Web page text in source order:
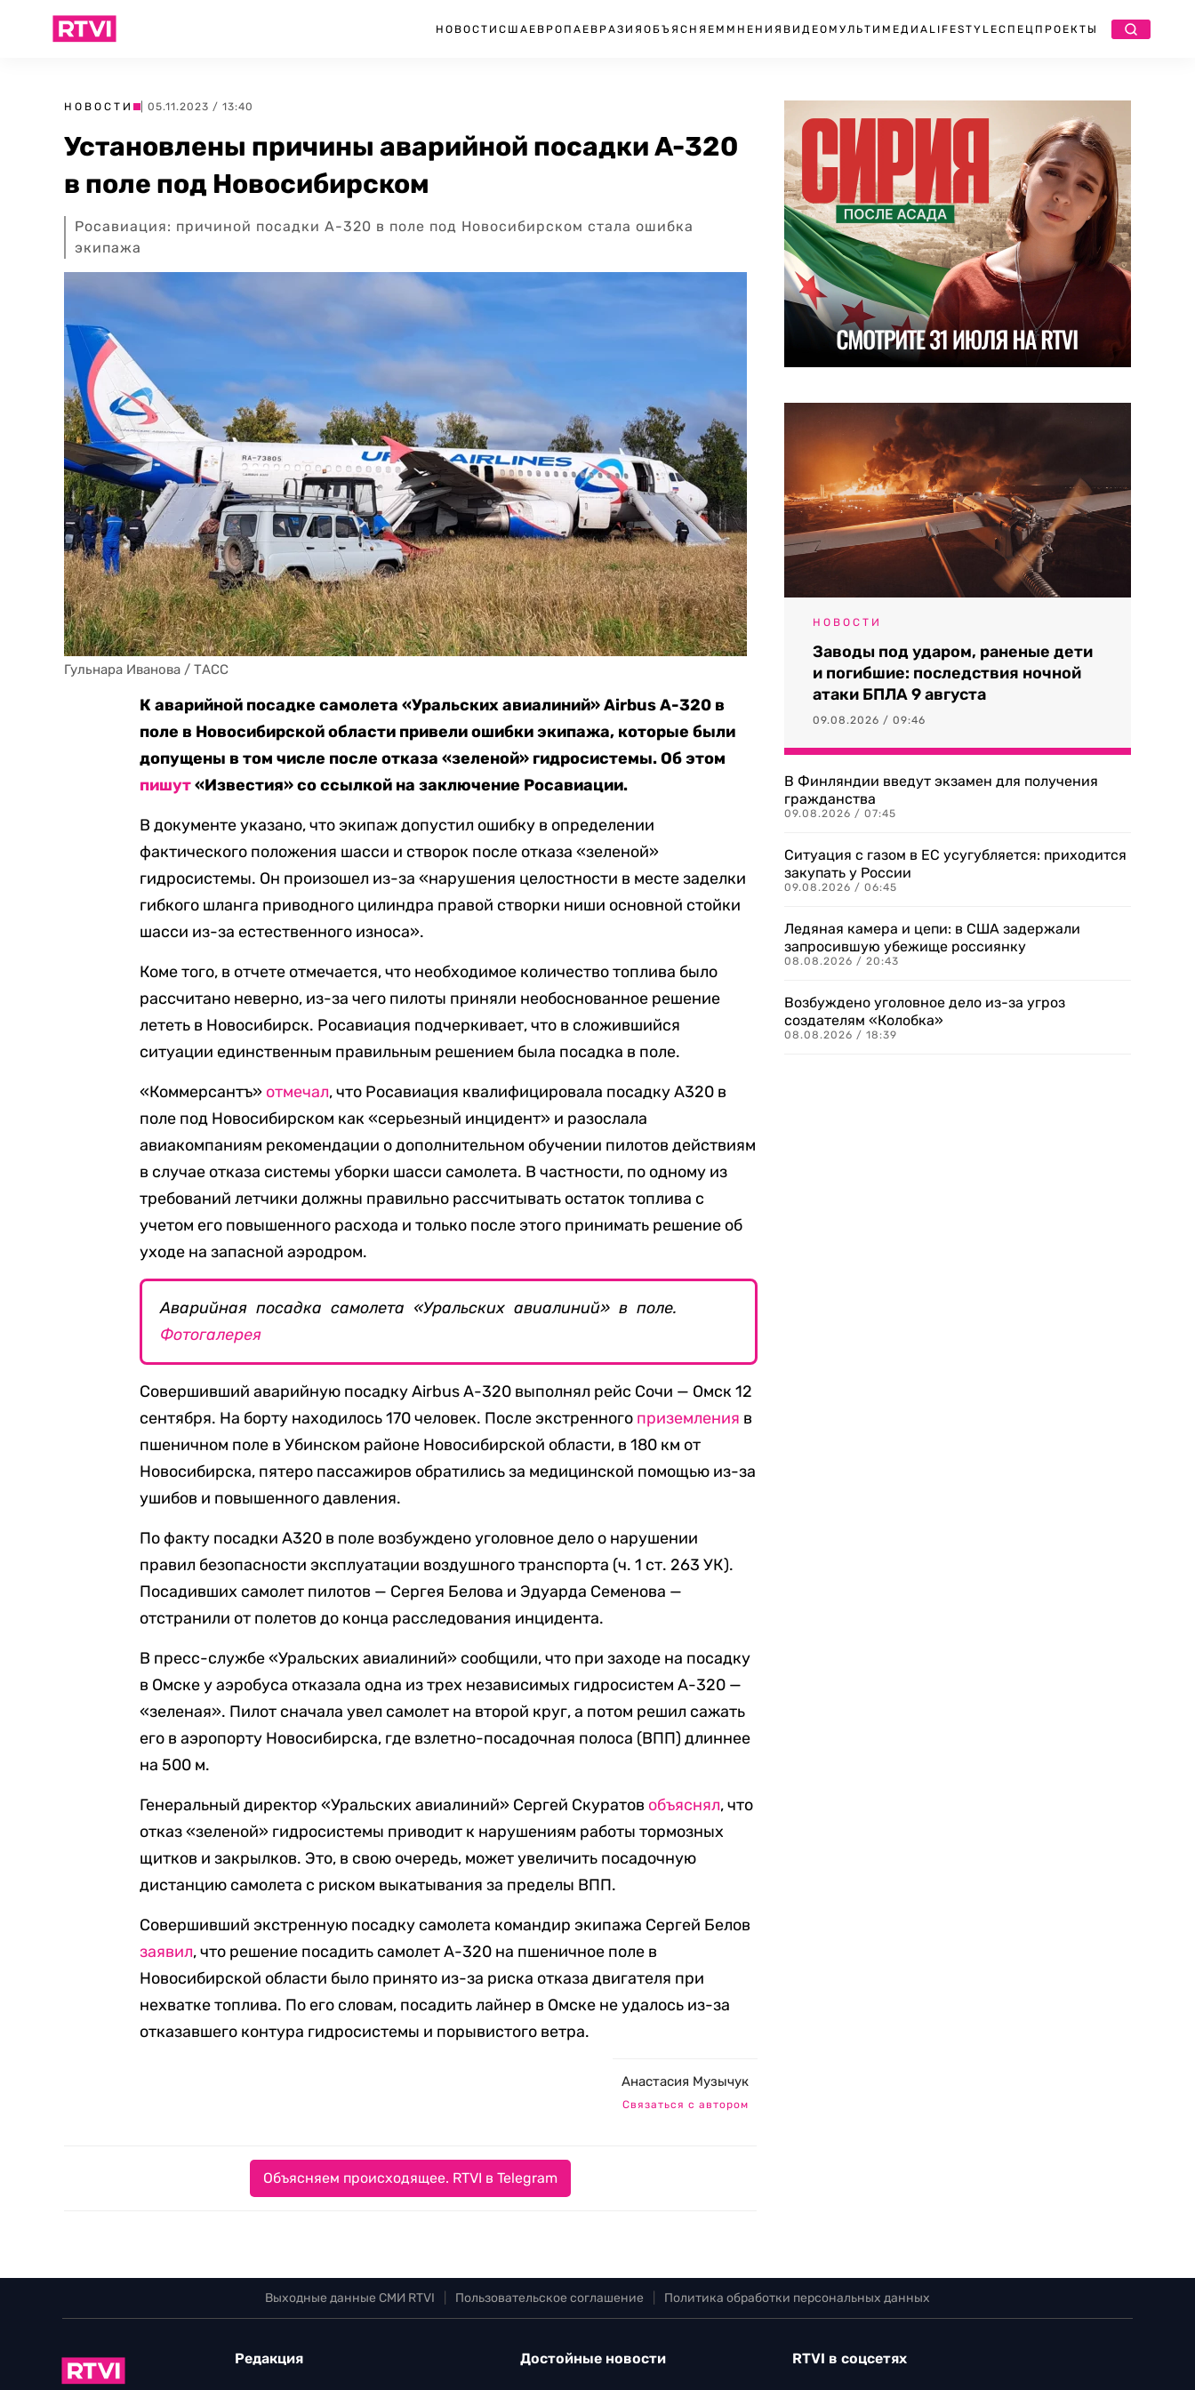
НОВОСТИ США ЕВРОПА ЕВРАЗИЯ ОБЪЯСНЯЕМ МНЕНИЯ ВИДЕО МУЛЬТИМЕДИА LIFESTYLEСПЕЦПРОЕКТЫ
НОВОСТИ | 05.11.2023 / 13:40
Установлены причины аварийной посадки A-320
в поле под Новосибирском
Росавиация: причиной посадки A-320 в поле под Новосибирском стала ошибка
экипажа
Гульнара Иванова / ТАСС
К аварийной посадке самолета «Уральских авиалиний» Airbus A-320 в
поле в Новосибирской области привели ошибки экипажа, которые были
допущены в том числе после отказа «зеленой» гидросистемы. Об этом
пишут«Известия» со ссылкой на заключение Росавиации.
В документе указано, что экипаж допустил ошибку в определении
фактического положения шасси и створок после отказа «зеленой»
гидросистемы. Он произошел из-за «нарушения целостности в месте заделки
гибкого шланга приводного цилиндра правой створки ниши основной стойки
шасси из-за естественного износа».
Коме того, в отчете отмечается, что необходимое количество топлива было
рассчитано неверно, из-за чего пилоты приняли необоснованное решение
лететь в Новосибирск. Росавиация подчеркивает, что в сложившийся
ситуации единственным правильным решением была посадка в поле.
«Коммерсантъ» отмечал, что Росавиация квалифицировала посадку А320 в
поле под Новосибирском как «серьезный инцидент» и разослала
авиакомпаниям рекомендации о дополнительном обучении пилотов действиям
в случае отказа системы уборки шасси самолета. В частности, по одному из
требований летчики должны правильно рассчитывать остаток топлива с
учетом его повышенного расхода и только после этого принимать решение об
уходе на запасной аэродром.
Аварийная посадка самолета «Уральских авиалиний» в поле.
Фотогалерея
Совершивший аварийную посадку Airbus A-320 выполнял рейс Сочи — Омск 12
сентября. На борту находилось 170 человек. После экстренного приземления в
пшеничном поле в Убинском районе Новосибирской области, в 180 км от
Новосибирска, пятеро пассажиров обратились за медицинской помощью из-за
ушибов и повышенного давления.
По факту посадки A320 в поле возбуждено уголовное дело о нарушении
правил безопасности эксплуатации воздушного транспорта (ч. 1 ст. 263 УК).
Посадивших самолет пилотов — Сергея Белова и Эдуарда Семенова —
отстранили от полетов до конца расследования инцидента.
В пресс-службе «Уральских авиалиний» сообщили, что при заходе на посадку
в Омске у аэробуса отказала одна из трех независимых гидросистем А-320 —
«зеленая». Пилот сначала увел самолет на второй круг, а потом решил сажать
его в аэропорту Новосибирска, где взлетно-посадочная полоса (ВПП) длиннее
на 500 м.
Генеральный директор «Уральских авиалиний» Сергей Скуратов объяснял, что
отказ «зеленой» гидросистемы приводит к нарушениям работы тормозных
щитков и закрылков. Это, в свою очередь, может увеличить посадочную
дистанцию самолета с риском выкатывания за пределы ВПП.
Совершивший экстренную посадку самолета командир экипажа Сергей Белов
заявил, что решение посадить самолет А-320 на пшеничное поле в
Новосибирской области было принято из-за риска отказа двигателя при
нехватке топлива. По его словам, посадить лайнер в Омске не удалось из-за
отказавшего контура гидросистемы и порывистого ветра.
Анастасия Музычук
Связаться с автором
Объясняем происходящее. RTVI в Telegram
НОВОСТИ
Заводы под ударом, раненые дети
и погибшие: последствия ночной
атаки БПЛА 9 августа
09.08.2026 / 09:46
В Финляндии введут экзамен для получения
гражданства
09.08.2026 / 07:45
Ситуация с газом в ЕС усугубляется: приходится
закупать у России
09.08.2026 / 06:45
Ледяная камера и цепи: в США задержали
запросившую убежище россиянку
08.08.2026 / 20:43
Возбуждено уголовное дело из-за угроз
создателям «Колобка»
08.08.2026 / 18:39
Выходные данные СМИ RTVI Пользовательское соглашение Политика обработки персональных данных
Редакция Достойные новости RTVI в соцсетях